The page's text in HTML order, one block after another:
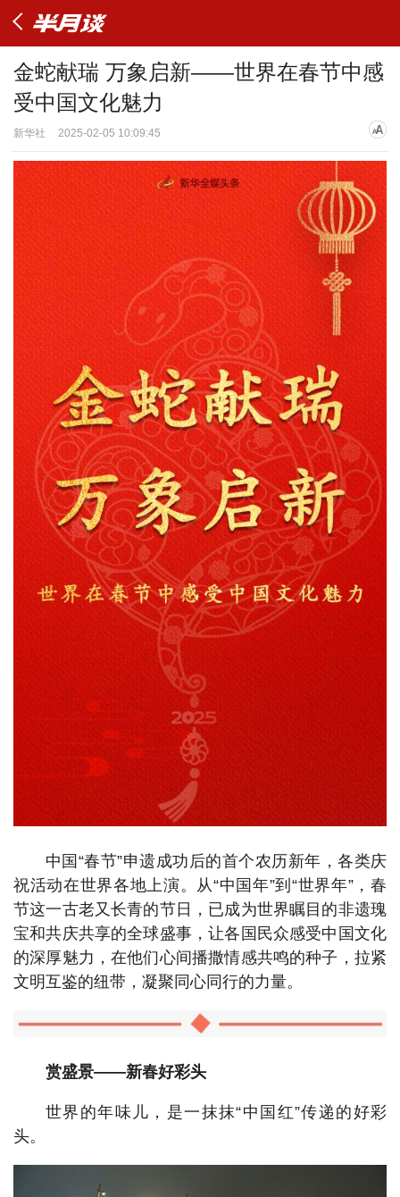
金蛇献瑞 万象启新——世界在春节中感
受中国文化魅力
新华社 2025-02-05 10:09:45
中国“春节”申遗成功后的首个农历新年，各类庆
祝活动在世界各地上演。从“中国年”到“世界年”，春
节这一古老又长青的节日，已成为世界瞩目的非遗瑰
宝和共庆共享的全球盛事，让各国民众感受中国文化
的深厚魅力，在他们心间播撒情感共鸣的种子，拉紧
文明互鉴的纽带，凝聚同心同行的力量。
赏盛景——新春好彩头
世界的年味儿，是一抹抹“中国红”传递的好彩
头。